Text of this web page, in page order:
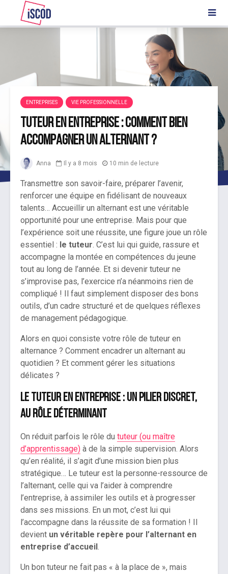
ENTREPRISES VIE PROFESSIONNELLE
Tuteur en entreprise : comment bien
accompagner un alternant ?
Anna Il y a 8 mois 10 min de lecture
Transmettre son savoir-faire, préparer l’avenir,
renforcer une équipe en fidélisant de nouveaux
talents… Accueillir un alternant est une véritable
opportunité pour une entreprise. Mais pour que
l’expérience soit une réussite, une figure joue un rôle
essentiel : le tuteur. C’est lui qui guide, rassure et
accompagne la montée en compétences du jeune
tout au long de l’année. Et si devenir tuteur ne
s’improvise pas, l’exercice n’a néanmoins rien de
compliqué ! Il faut simplement disposer des bons
outils, d’un cadre structuré et de quelques réflexes
de management pédagogique.
Alors en quoi consiste votre rôle de tuteur en
alternance ? Comment encadrer un alternant au
quotidien ? Et comment gérer les situations
délicates ?
Le tuteur en entreprise : un pilier discret,
au rôle déterminant
On réduit parfois le rôle du tuteur (ou maître
d’apprentissage) à de la simple supervision. Alors
qu’en réalité, il s’agit d’une mission bien plus
stratégique… Le tuteur est la personne-ressource de
l’alternant, celle qui va l’aider à comprendre
l’entreprise, à assimiler les outils et à progresser
dans ses missions. En un mot, c’est lui qui
l’accompagne dans la réussite de sa formation ! Il
devient un véritable repère pour l’alternant en
entreprise d’accueil .
Un bon tuteur ne fait pas « à la place de », mais